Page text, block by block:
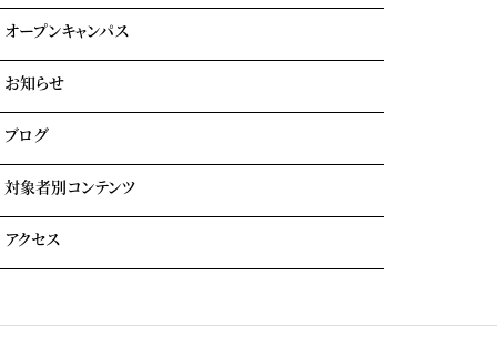
学費について
自立進学サポート
各種奨学金・教育ローン・給付金
よくある質問
オープンキャンパス
イベント参加時のサポート
お知らせ
ブログ
対象者別コンテンツ
大学生・社会人の方へ
観光業界 進学ガイドブック
アクセス